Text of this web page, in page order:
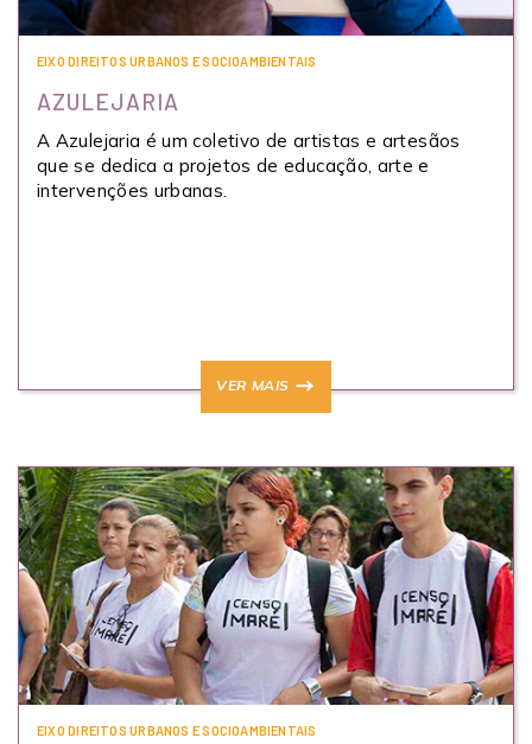
EIXO DIREITOS URBANOS E SOCIOAMBIENTAIS
AZULEJARIA
A Azulejaria é um coletivo de artistas e artesãos
que se dedica a projetos de educação, arte e
intervenções urbanas.
VER MAIS
EIXO DIREITOS URBANOS E SOCIOAMBIENTAIS